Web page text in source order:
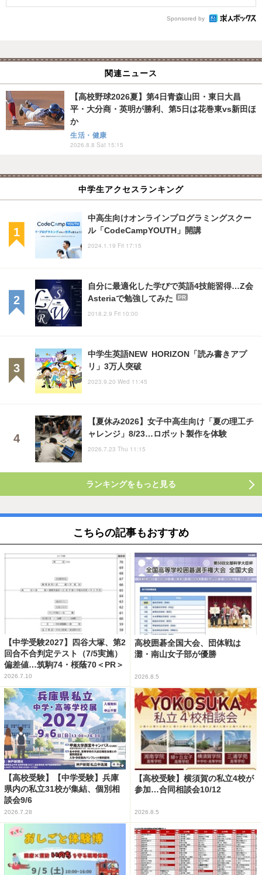
Sponsored by
関連ニュース
【高校野球2026夏】第4日青森山田・東日大昌
平・大分商・英明が勝利、第5日は花巻東vs新田ほ
か
生活・健康
2026.8.8 Sat 15:15
中学生アクセスランキング
中高生向けオンラインプログラミングスクー
ル「CodeCampYOUTH」開講
2024.1.19 Fri 17:15
自分に最適化した学びで英語4技能習得…Z会
Asteriaで勉強してみた
PR
2018.2.9 Fri 10:00
中学生英語NEW HORIZON「読み書きアプ
リ」3万人突破
2023.9.20 Wed 11:45
【夏休み2026】女子中高生向け「夏の理工チ
ャレンジ」8/23…ロボット製作を体験
2026.7.23 Thu 11:15
ランキングをもっと見る
こちらの記事もおすすめ
【中学受験2027】四谷大塚、第2
回合不合判定テスト（7/5実施）
偏差値…筑駒74・桜蔭70＜PR＞
2026.7.10
高校囲碁全国大会、団体戦は
灘・南山女子部が優勝
2026.8.5
【高校受験】【中学受験】兵庫
県内の私立31校が集結、個別相
談会9/6
2026.7.28
【高校受験】横須賀の私立4校が
参加…合同相談会10/12
2026.8.5